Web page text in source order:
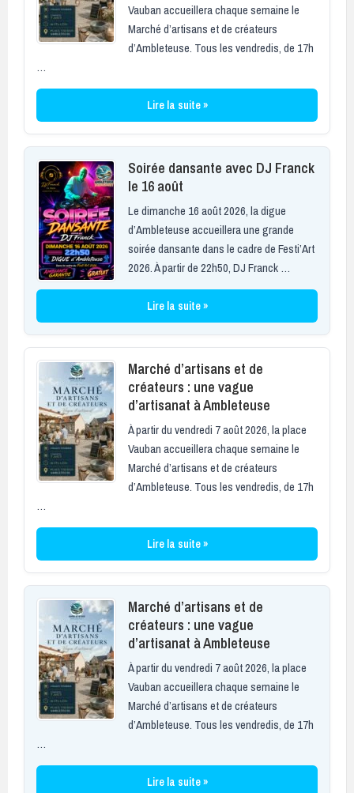
Vauban accueillera chaque semaine le
Marché d’artisans et de créateurs
d’Ambleteuse. Tous les vendredis, de 17h
…
Lire la suite »
Soirée dansante avec DJ Franck
le 16 août
Le dimanche 16 août 2026, la digue
d’Ambleteuse accueillera une grande
soirée dansante dans le cadre de Festi’Art
2026. À partir de 22h50, DJ Franck …
Lire la suite »
Marché d’artisans et de
créateurs : une vague
d’artisanat à Ambleteuse
À partir du vendredi 7 août 2026, la place
Vauban accueillera chaque semaine le
Marché d’artisans et de créateurs
d’Ambleteuse. Tous les vendredis, de 17h
…
Lire la suite »
Marché d’artisans et de
créateurs : une vague
d’artisanat à Ambleteuse
À partir du vendredi 7 août 2026, la place
Vauban accueillera chaque semaine le
Marché d’artisans et de créateurs
d’Ambleteuse. Tous les vendredis, de 17h
…
Lire la suite »